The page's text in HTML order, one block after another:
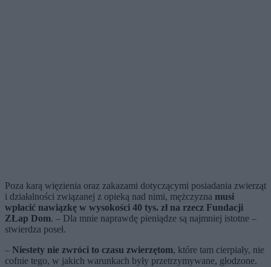
Poza karą więzienia oraz zakazami dotyczącymi posiadania zwierząt
i działalności związanej z opieką nad nimi, mężczyzna musi
wpłacić nawiązkę w wysokości 40 tys. zł na rzecz Fundacji
ZŁap Dom. – Dla mnie naprawdę pieniądze są najmniej istotne –
stwierdza poseł.
– Niestety nie zwróci to czasu zwierzętom, które tam cierpiały, nie
cofnie tego, w jakich warunkach były przetrzymywane, głodzone.